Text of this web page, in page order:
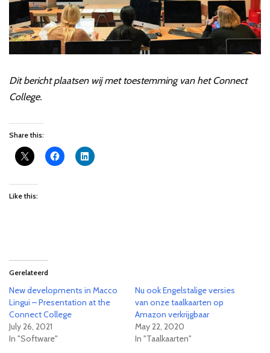
Dit bericht plaatsen wij met toestemming van het Connect
College.
Share this:
Like this:
Gerelateerd
New developments in Macco
Lingui – Presentation at the
Connect College
July 26, 2021
In "Software"
Nu ook Engelstalige versies
van onze taalkaarten op
Amazon verkrijgbaar
May 22, 2020
In "Taalkaarten"